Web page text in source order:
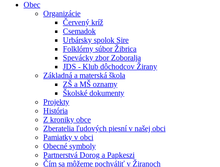
Obec
Organizácie
Červený kríž
Csemadok
Urbársky spolok Sire
Folklórny súbor Žibrica
Spevácky zbor Zoboralja
JDS - Klub dôchodcov Žirany
Základná a materská škola
ZŠ a MŠ oznamy
Školské dokumenty
Projekty
História
Z kroniky obce
Zberatelia ľudových piesní v našej obci
Pamiatky v obci
Obecné symboly
Partnerstvá Dorog a Papkeszi
Čím sa môžeme pochváliť v Žiranoch